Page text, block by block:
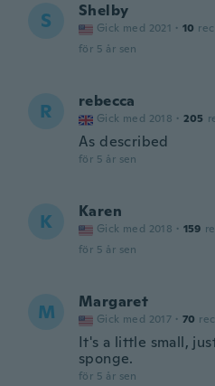
S Shelby
Gick med 2021 · 10
för 5 år sen
R rebecca
Gick med 2018 · 205
As described
för 5 år sen
K Karen
Gick med 2018 · 159
för 5 år sen
M Margaret
Gick med 2017 · 70
It's a little small,
sponge.
för 5 år sen